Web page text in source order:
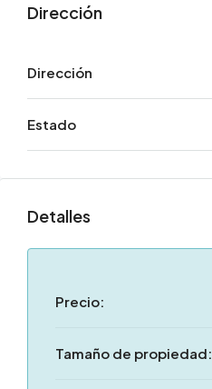
Dirección
Dirección
Estado
Detalles
Precio:
Tamaño de propiedad: